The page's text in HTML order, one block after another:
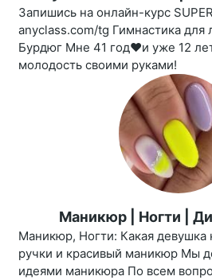
Запишись на онлайн-курс
anyclass.com/tg Гимнастика для
Бурдюг Мне 41 год❤️и уже 12
молодость своими руками!
Маникюр | Ногти |
Маникюр, Ногти: Какая
ручки и красивый маникюр Мы
идеями маникюра По всем